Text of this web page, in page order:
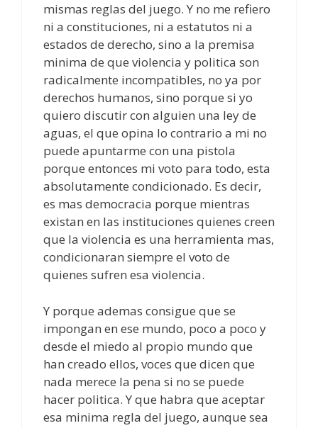
mismas reglas del juego. Y no me refiero
ni a constituciones, ni a estatutos ni a
estados de derecho, sino a la premisa
minima de que violencia y politica son
radicalmente incompatibles, no ya por
derechos humanos, sino porque si yo
quiero discutir con alguien una ley de
aguas, el que opina lo contrario a mi no
puede apuntarme con una pistola
porque entonces mi voto para todo, esta
absolutamente condicionado. Es decir,
es mas democracia porque mientras
existan en las instituciones quienes creen
que la violencia es una herramienta mas,
condicionaran siempre el voto de
quienes sufren esa violencia.
Y porque ademas consigue que se
impongan en ese mundo, poco a poco y
desde el miedo al propio mundo que
han creado ellos, voces que dicen que
nada merece la pena si no se puede
hacer politica. Y que habra que aceptar
esa minima regla del juego, aunque sea